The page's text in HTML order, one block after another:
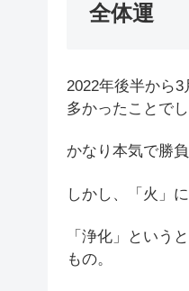
全体運
2022年後半から
多かったことでし
かなり本気で勝
しかし、「火」
「浄化」という
もの。